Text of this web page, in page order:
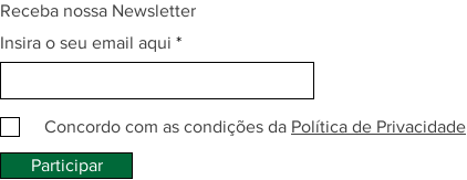
Receba nossa Newsletter
Insira o seu email aqui
Concordo com as condições da Política de Privacidade
Participar